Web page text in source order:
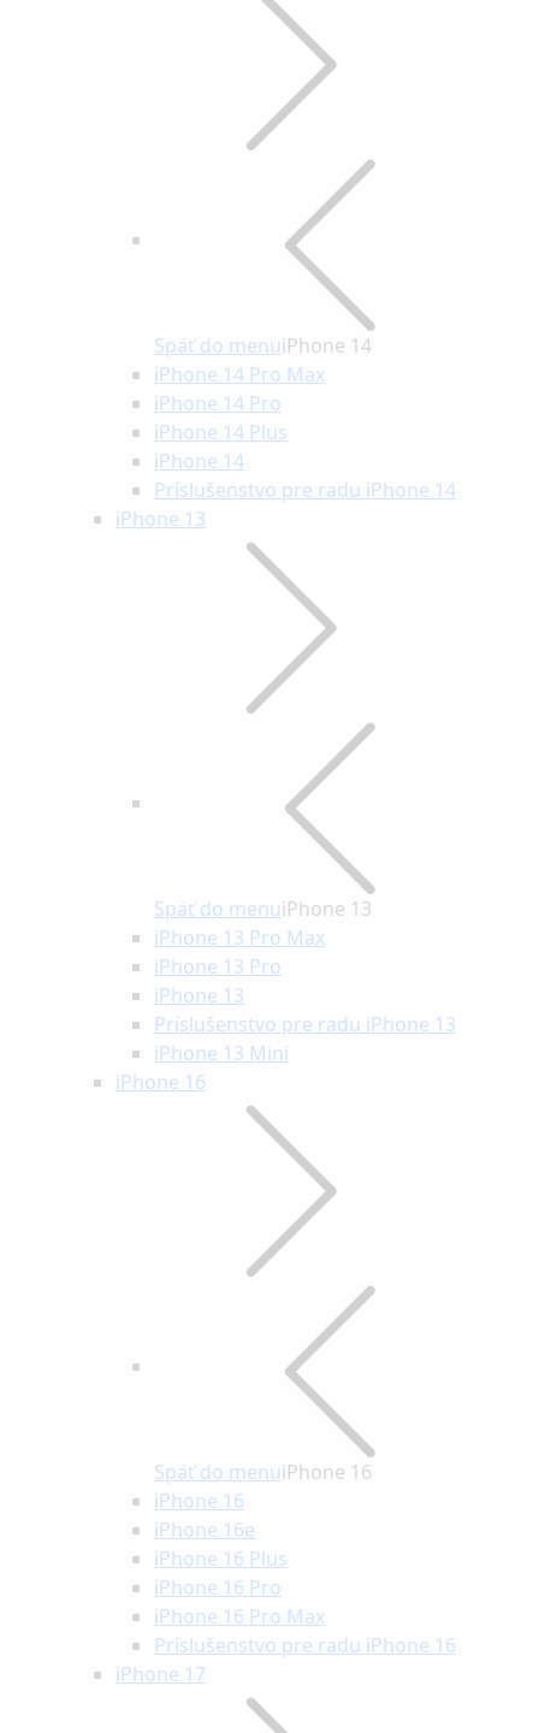
Späť do menuiPhone 14
iPhone 14 Pro Max
iPhone 14 Pro
iPhone 14 Plus
iPhone 14
Príslušenstvo pre radu iPhone 14
iPhone 13
Späť do menuiPhone 13
iPhone 13 Pro Max
iPhone 13 Pro
iPhone 13
Príslušenstvo pre radu iPhone 13
iPhone 13 Mini
iPhone 16
Späť do menuiPhone 16
iPhone 16
iPhone 16e
iPhone 16 Plus
iPhone 16 Pro
iPhone 16 Pro Max
Príslušenstvo pre radu iPhone 16
iPhone 17